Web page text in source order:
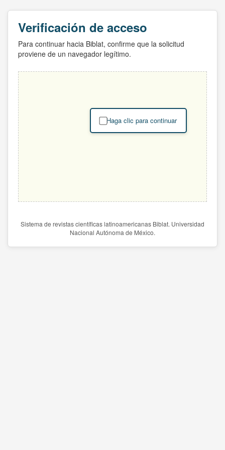
Verificación de acceso
Para continuar hacia Biblat, confirme que la solicitud
proviene de un navegador legítimo.
Haga clic para continuar
Sistema de revistas científicas latinoamericanas Biblat. Universidad
Nacional Autónoma de México.